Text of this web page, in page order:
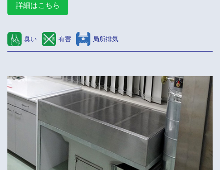
詳細はこちら
臭い 有害 局所排気